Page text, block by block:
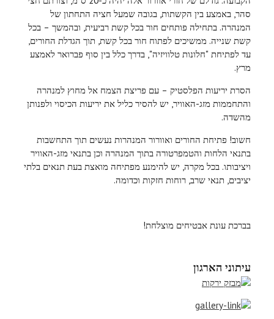
סהר, באמצע בין הקשתות, בגובה שמעל חציה התחתון של
המנהרה. בתחילה פותחים חור בכל קשת רביעית, ובהמשך – בכל
קשת שנייה. ממשיכים לפתוח חור בכל קשת, תוך הגדלת החורים,
עד לפתיחת "חלונות טלוויזיה", בדרך כלל בין סוף פברואר לאמצע
מרץ.
הסרת יריעות הפלסטיק – עם פריצת הצמח אל מחוץ למנהרה
והתחממות מזג-האוויר, יש להסיר כליל את יריעות הכיסוי ולפנותן
מהשדה.
חשוב! פתיחת החורים ואוורור המנהרות נעשים תוך התחשבות
בתנאי הלחות והטמפרטורה בתוך המנהרה וכן בתנאי מזג-האוויר
ויציבותו. בכל מקרה, יש להימנע מפתיחה מואצת בעת תנאים בלתי
יציבים, תנאי שרב, רוחות חזקות וכדומה.
בברכת עונת אבטיחים מוצלחת!
עיתוני הארגון